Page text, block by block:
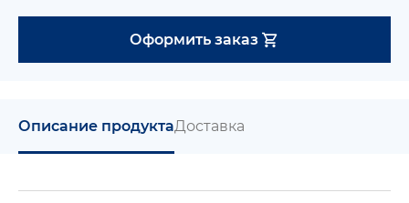
Оформить заказ
Описание продуктаДоставка